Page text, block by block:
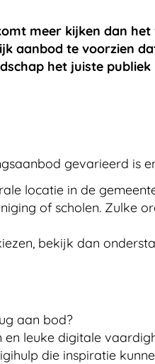
meer kijken dan
aanbod te voorzien
het juiste
gevarieerd is
locatie in de
of scholen. Zulke
bekijk dan
aan bod?
leuke digitale
die inspiratie